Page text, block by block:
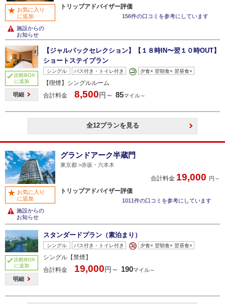
トリップアドバイザー評価
156件の口コミを参考にしています
お気に入り
に追加
施設からの
お知らせ
比較BOX
に追加
明細
【ジャルパックセレクション】【１８時IN〜翌１０時OUT】
ショートステイプラン
シングル バス付き・トイレ付き 夕食× 翌朝食× 翌昼食×
【喫煙】シングルルーム
合計料金
8,500円～ 85マイル～
全12プランを見る
グランドアーク半蔵門
東京都 赤坂・六本木
合計料金 19,000 円～
トリップアドバイザー評価
1011件の口コミを参考にしています
お気に入り
に追加
施設からの
お知らせ
比較BOX
に追加
明細
スタンダードプラン（素泊まり）
シングル バス付き・トイレ付き 夕食× 翌朝食× 翌昼食×
シングル【禁煙】
合計料金
19,000円～ 190マイル～